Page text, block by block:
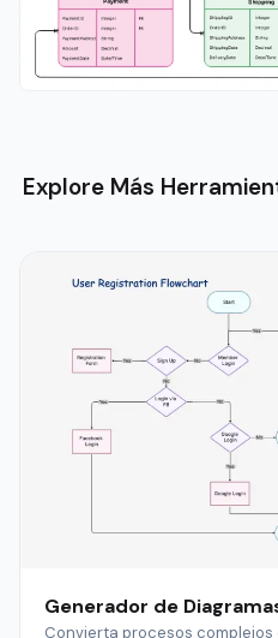
Explore Más
Generador de
Convierta procesos